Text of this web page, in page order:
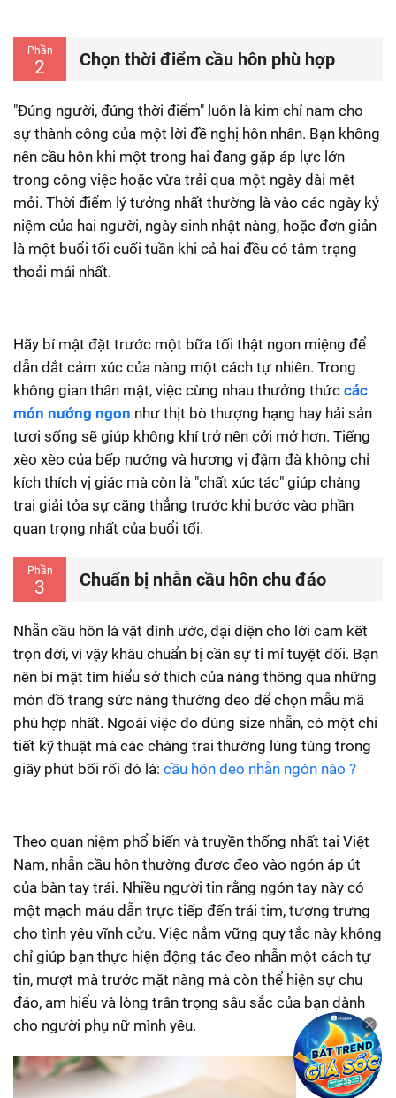
Phần
2 Chọn thời điểm cầu hôn phù hợp
"Đúng người, đúng thời điểm" luôn là kim chỉ nam cho
sự thành công của một lời đề nghị hôn nhân. Bạn không
nên cầu hôn khi một trong hai đang gặp áp lực lớn
trong công việc hoặc vừa trải qua một ngày dài mệt
mỏi. Thời điểm lý tưởng nhất thường là vào các ngày kỷ
niệm của hai người, ngày sinh nhật nàng, hoặc đơn giản
là một buổi tối cuối tuần khi cả hai đều có tâm trạng
thoải mái nhất.
Hãy bí mật đặt trước một bữa tối thật ngon miệng để
dẫn dắt cảm xúc của nàng một cách tự nhiên. Trong
không gian thân mật, việc cùng nhau thưởng thức các
món nướng ngon như thịt bò thượng hạng hay hải sản
tươi sống sẽ giúp không khí trở nên cởi mở hơn. Tiếng
xèo xèo của bếp nướng và hương vị đậm đà không chỉ
kích thích vị giác mà còn là "chất xúc tác" giúp chàng
trai giải tỏa sự căng thẳng trước khi bước vào phần
quan trọng nhất của buổi tối.
Phần
3 Chuẩn bị nhẫn cầu hôn chu đáo
Nhẫn cầu hôn là vật đính ước, đại diện cho lời cam kết
trọn đời, vì vậy khâu chuẩn bị cần sự tỉ mỉ tuyệt đối. Bạn
nên bí mật tìm hiểu sở thích của nàng thông qua những
món đồ trang sức nàng thường đeo để chọn mẫu mã
phù hợp nhất. Ngoài việc đo đúng size nhẫn, có một chi
tiết kỹ thuật mà các chàng trai thường lúng túng trong
giây phút bối rối đó là: cầu hôn đeo nhẫn ngón nào ?
Theo quan niệm phổ biến và truyền thống nhất tại Việt
Nam, nhẫn cầu hôn thường được đeo vào ngón áp út
của bàn tay trái. Nhiều người tin rằng ngón tay này có
một mạch máu dẫn trực tiếp đến trái tim, tượng trưng
cho tình yêu vĩnh cửu. Việc nắm vững quy tắc này không
chỉ giúp bạn thực hiện động tác đeo nhẫn một cách tự
tin, mượt mà trước mặt nàng mà còn thể hiện sự chu
đáo, am hiểu và lòng trân trọng sâu sắc của bạn dành
cho người phụ nữ mình yêu.